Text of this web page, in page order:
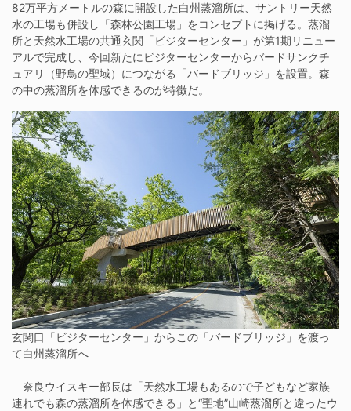
82万平方メートルの森に開設した白州蒸溜所は、サントリー天然
水の工場も併設し「森林公園工場」をコンセプトに掲げる。蒸溜
所と天然水工場の共通玄関「ビジターセンター」が第1期リニュー
アルで完成し、今回新たにビジターセンターからバードサンクチ
ュアリ（野鳥の聖域）につながる「バードブリッジ」を設置。森
の中の蒸溜所を体感できるのが特徴だ。
玄関口「ビジターセンター」からこの「バードブリッジ」を渡っ
て白州蒸溜所へ
奈良ウイスキー部長は「天然水工場もあるので子どもなど家族
連れでも森の蒸溜所を体感できる」と“聖地”山崎蒸溜所と違ったウ